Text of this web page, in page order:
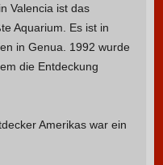
in Valencia ist das
Aquarium. Es ist in
in Genua. 1992 wurde
die Entdeckung
Amerikas war ein